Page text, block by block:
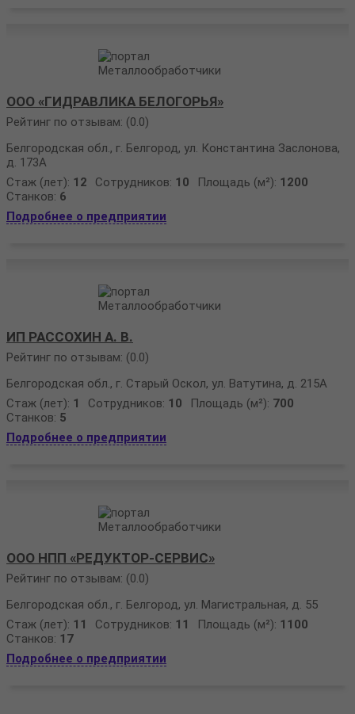
ООО «ГИДРАВЛИКА БЕЛОГОРЬЯ»
Рейтинг по отзывам: (0.0)
Белгородская обл., г. Белгород, ул. Константина Заслонова,
д. 173А
Стаж (лет): 12 Сотрудников: 10 Площадь (м²): 1200
Станков: 6
Подробнее о предприятии
ИП РАССОХИН А. В.
Рейтинг по отзывам: (0.0)
Белгородская обл., г. Старый Оскол, ул. Ватутина, д. 215А
Стаж (лет): 1 Сотрудников: 10 Площадь (м²): 700
Станков: 5
Подробнее о предприятии
ООО НПП «РЕДУКТОР-СЕРВИС»
Рейтинг по отзывам: (0.0)
Белгородская обл., г. Белгород, ул. Магистральная, д. 55
Стаж (лет): 11 Сотрудников: 11 Площадь (м²): 1100
Станков: 17
Подробнее о предприятии